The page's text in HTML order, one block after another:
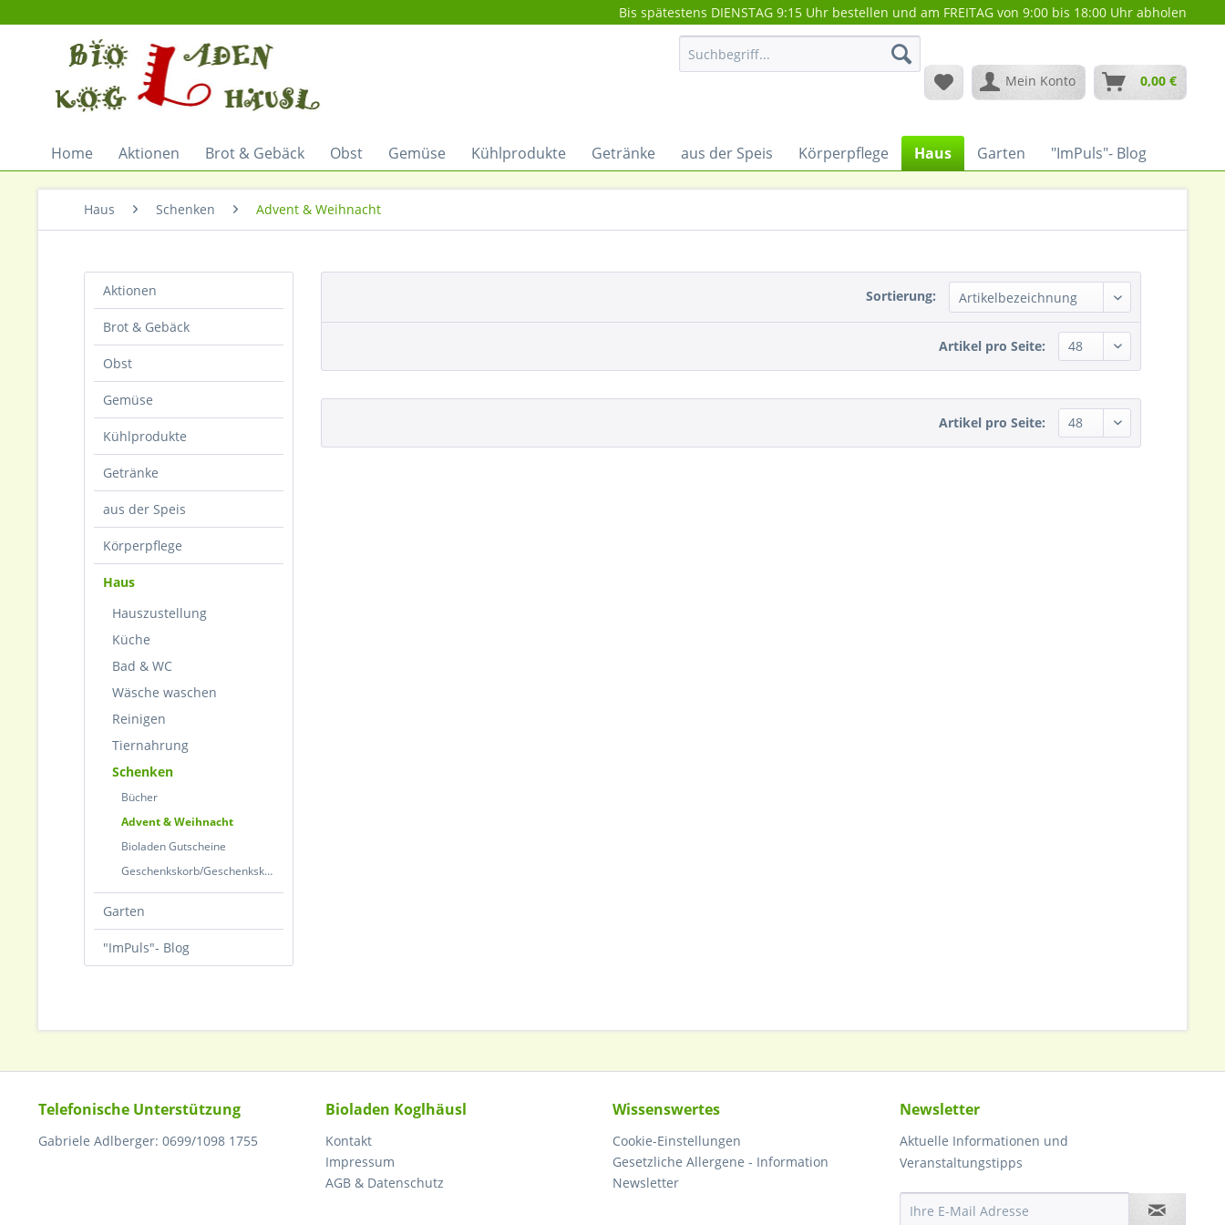
Bis spätestens DIENSTAG 9:15 Uhr bestellen und am FREITAG von 9:00 bis 18:00 Uhr abholen
Mein Konto 0,00 €
Home Aktionen Brot & Gebäck Obst Gemüse Kühlprodukte Getränke aus der Speis Körperpflege Haus Garten "ImPuls"- Blog
Haus Schenken Advent & Weihnacht
Aktionen
Brot & Gebäck
Obst
Gemüse
Kühlprodukte
Getränke
aus der Speis
Körperpflege
Haus
Hauszustellung
Küche
Bad & WC
Wäsche waschen
Reinigen
Tiernahrung
Schenken
Bücher
Advent & Weihnacht
Bioladen Gutscheine
Geschenkskorb/Geschenkskarton
Garten
"ImPuls"- Blog
Sortierung:
Artikel pro Seite:
Artikel pro Seite:
Telefonische Unterstützung
Gabriele Adlberger: 0699/1098 1755
Bioladen Koglhäusl
Kontakt
Impressum
AGB & Datenschutz
Wissenswertes
Cookie-Einstellungen
Gesetzliche Allergene - Information
Newsletter
Newsletter
Aktuelle Informationen und
Veranstaltungstipps